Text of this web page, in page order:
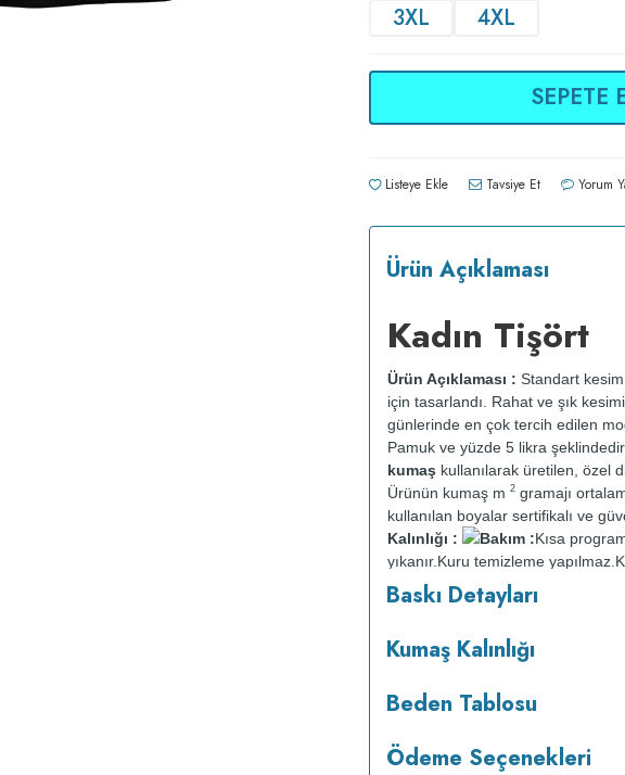
3XL
4XL
SEPETE
Listeye Ekle Tavsiye Et Yorum
Ürün Açıklaması
Kadın Tişört
Ürün Açıklaması : Standart
için tasarlandı. Rahat ve şık
günlerinde en çok tercih edilen
Pamuk ve yüzde 5 likra
kumaş kullanılarak üretilen, özel
Ürünün kumaş m 2 gramajı
kullanılan boyalar sertifikalı ve
Kalınlığı :
Bakım :Kısa
yıkanır. Kuru temizleme yapılmaz.
Baskı Detayları
Kumaş Kalınlığı
Beden Tablosu
Ödeme Seçenekleri